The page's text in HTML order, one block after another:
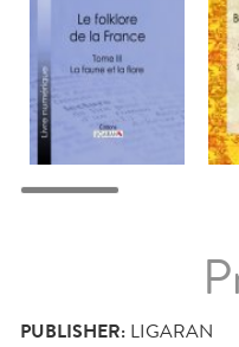
PUBLISHER: LIGARAN